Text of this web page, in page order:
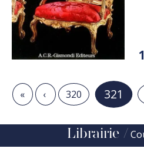
Pagination
Première page
« Page précédente
‹ Page
320 Page
321
Librairie